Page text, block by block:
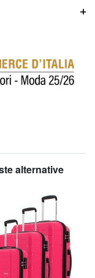
alternative